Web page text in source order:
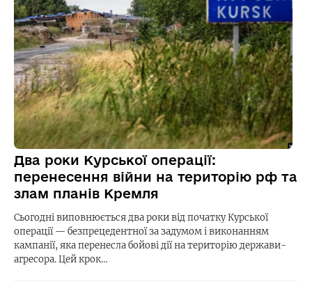
Два роки Курської операції:
перенесення війни на територію рф та
злам планів Кремля
Сьогодні виповнюється два роки від початку Курської
операції — безпрецедентної за задумом і виконанням
кампанії, яка перенесла бойові дії на територію держави-
агресора. Цей крок…